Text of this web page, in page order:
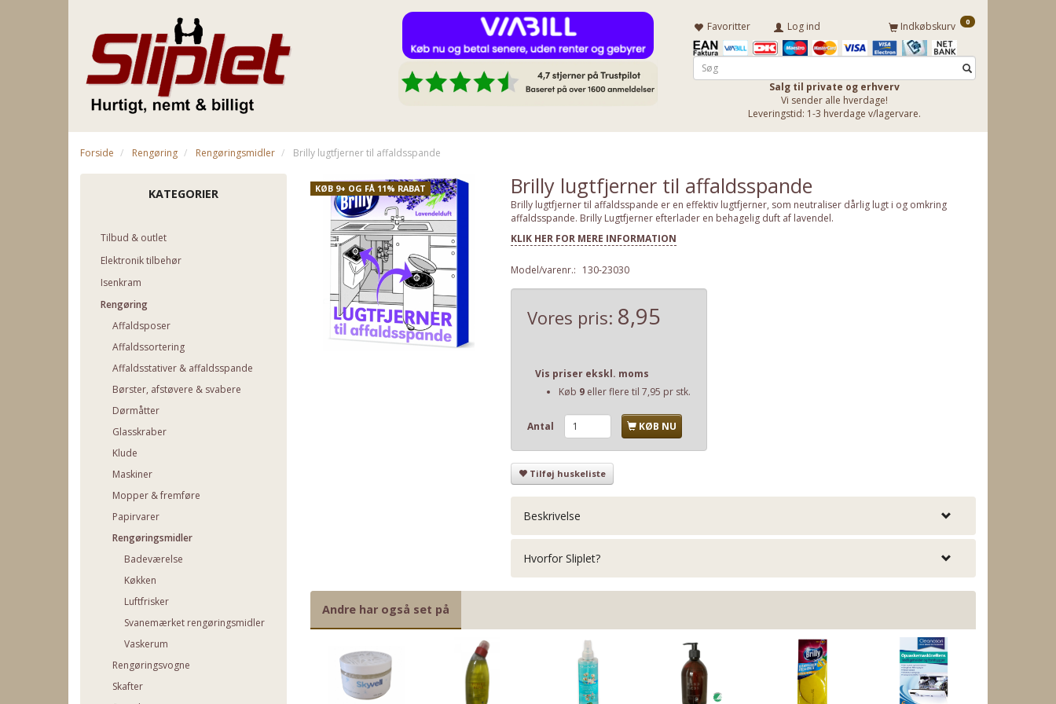
Indkøbskurv 0
Favoritter Log ind
Salg til private og erhverv
Vi sender alle hverdage!
Leveringstid: 1-3 hverdage v/lagervare.
Forside Rengøring Rengøringsmidler Brilly lugtfjerner til affaldsspande
KATEGORIER
Tilbud & outlet
Elektronik tilbehør
Isenkram
Rengøring
Affaldsposer
Affaldssortering
Affaldsstativer & affaldsspande
Børster, afstøvere & svabere
Dørmåtter
Glasskraber
Klude
Maskiner
Mopper & fremføre
Papirvarer
Rengøringsmidler
Badeværelse
Køkken
Luftfrisker
Svanemærket rengøringsmidler
Vaskerum
Rengøringsvogne
Skafter
KØB 9+ OG FÅ 11% RABAT Brilly lugtfjerner til affaldsspande
Brilly lugtfjerner til affaldsspande er en effektiv lugtfjerner, som neutraliser dårlig lugt i og omkring
affaldsspande. Brilly Lugtfjerner efterlader en behagelig duft af lavendel.
KLIK HER FOR MERE INFORMATION
Model/varenr.: 130-23030
Vores pris: 8,95
Vis priser ekskl. moms
Køb 9 eller flere til7,95 pr stk.
Antal KØB NU
Tilføj huskeliste
Beskrivelse
Hvorfor Sliplet?
Andre har også set på